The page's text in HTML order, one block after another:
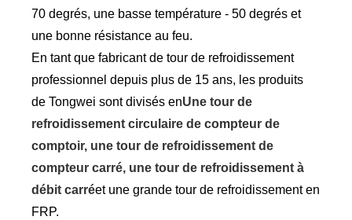
70 degrés, une basse température - 50 degrés et
une bonne résistance au feu.
En tant que fabricant de tour de refroidissement
professionnel depuis plus de 15 ans, les produits
de Tongwei sont divisés enUne tour de
refroidissement circulaire de compteur de
comptoir, une tour de refroidissement de
compteur carré, une tour de refroidissement à
débit carréet une grande tour de refroidissement en
FRP.